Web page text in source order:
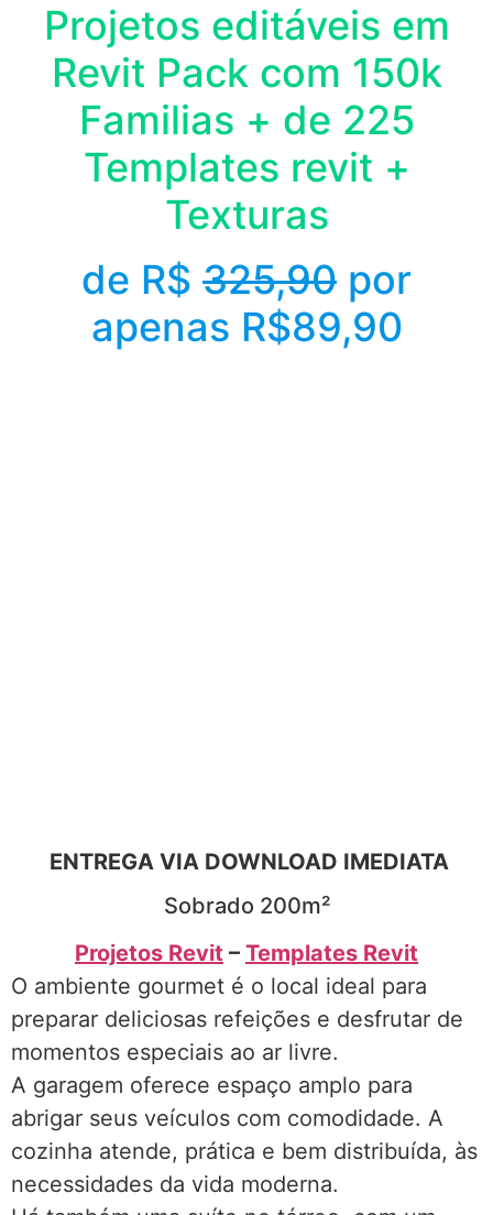
Projetos editáveis em
Revit Pack com 150k
Familias + de 225
Templates revit +
Texturas
de R$ 325,90 por
apenas R$89,90
ENTREGA VIA DOWNLOAD IMEDIATA
Sobrado 200m²
Projetos Revit – Templates Revit
O ambiente gourmet é o local ideal para
preparar deliciosas refeições e desfrutar de
momentos especiais ao ar livre.
A garagem oferece espaço amplo para
abrigar seus veículos com comodidade. A
cozinha atende, prática e bem distribuída, às
necessidades da vida moderna.